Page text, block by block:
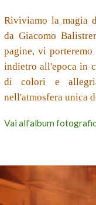
Riviviamo la magia
da Giacomo
pagine, vi
indietro all'epoca in
di colori e
nell'atmosfera unica
Vai all'album